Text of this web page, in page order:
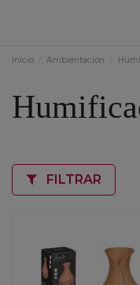
Inicio Ambientacion
FILTRAR